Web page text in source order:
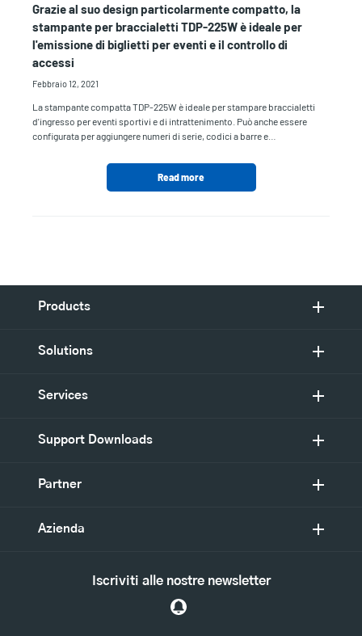
Grazie al suo design particolarmente compatto, la
stampante per braccialetti TDP-225W è ideale per
l'emissione di biglietti per eventi e il controllo di
accessi
Febbraio 12, 2021
La stampante compatta TDP-225W è ideale per stampare braccialetti
d'ingresso per eventi sportivi e di intrattenimento. Può anche essere
configurata per aggiungere numeri di serie, codici a barre e…
Read more
Products
Solutions
Services
Support Downloads
Partner
Azienda
Iscriviti alle nostre newsletter